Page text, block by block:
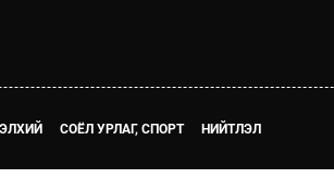
СОЁЛ УРЛАГ, СПОРТ НИЙТЛЭЛ